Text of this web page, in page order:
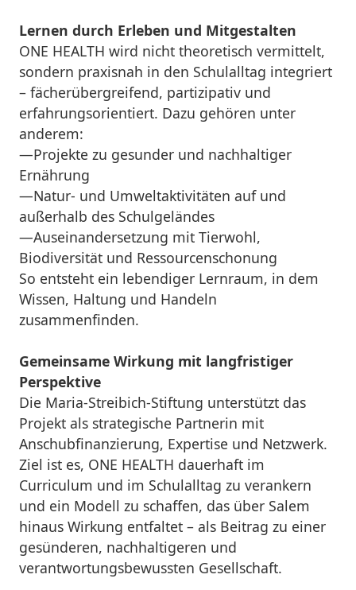
Lernen durch Erleben und Mitgestalten
ONE HEALTH wird nicht theoretisch vermittelt,
sondern praxisnah in den Schulalltag integriert
– fächerübergreifend, partizipativ und
erfahrungsorientiert. Dazu gehören unter
anderem:
—Projekte zu gesunder und nachhaltiger
Ernährung
—Natur- und Umweltaktivitäten auf und
außerhalb des Schulgeländes
—Auseinandersetzung mit Tierwohl,
Biodiversität und Ressourcenschonung
So entsteht ein lebendiger Lernraum, in dem
Wissen, Haltung und Handeln
zusammenfinden.
Gemeinsame Wirkung mit langfristiger
Perspektive
Die Maria-Streibich-Stiftung unterstützt das
Projekt als strategische Partnerin mit
Anschubfinanzierung, Expertise und Netzwerk.
Ziel ist es, ONE HEALTH dauerhaft im
Curriculum und im Schulalltag zu verankern
und ein Modell zu schaffen, das über Salem
hinaus Wirkung entfaltet – als Beitrag zu einer
gesünderen, nachhaltigeren und
verantwortungsbewussten Gesellschaft.